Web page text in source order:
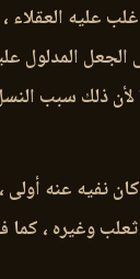
عليه
المدلول
لأن ذلك سبب
نفيه عنه أولى ،
وغيره ، كما